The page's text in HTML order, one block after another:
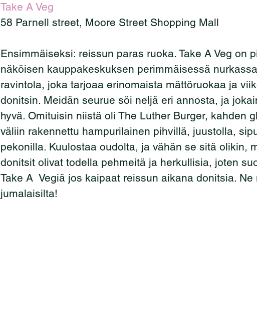
Take A Veg
58 Parnell street, Moore Street Shopping Mall
Ensimmäiseksi: reissun paras ruoka. Take A Veg on
näköisen kauppakeskuksen perimmäisessä
ravintola, joka tarjoaa erinomaista mättöruokaa ja
donitsin. Meidän seurue söi neljä eri annosta, ja
hyvä. Omituisin niistä oli The Luther Burger, kahden
väliin rakennettu hampurilainen pihvillä, juustolla,
pekonilla. Kuulostaa oudolta, ja vähän se sitä olikin,
donitsit olivat todella pehmeitä ja herkullisia, joten
Take A  Vegiä jos kaipaat reissun aikana donitsia.
jumalaisilta!